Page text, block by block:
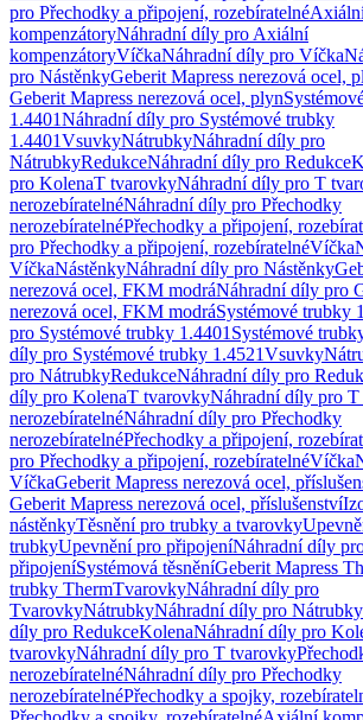
pro Přechodky a připojení, rozebíratelné
kompenzátoryNáhradní díly pro Axiální
kompenzátoryVíčkaNáhradní díly pro Víčka
pro NástěnkyGeberit Mapress nerezová ocel,
Geberit Mapress nerezová ocel, plyn
1.4401Náhradní díly pro Systémové trubky
1.4401VsuvkyNátrubkyNáhradní díly pro
NátrubkyRedukceNáhradní díly pro Redukce
pro KolenaT tvarovkyNáhradní díly pro T
nerozebíratelnéNáhradní díly pro Přechodky
nerozebíratelnéPřechodky a připojení,
pro Přechodky a připojení, rozebíratelnéVíčka
VíčkaNástěnkyNáhradní díly pro Nástěnky
nerezová ocel, FKM modráNáhradní díly pro
nerezová ocel, FKM modráSystémové trubky
pro Systémové trubky 1.4401 Systémové
díly pro Systémové trubky 1.4521Vsuvky
pro NátrubkyRedukceNáhradní díly pro
díly pro KolenaT tvarovkyNáhradní díly pro
nerozebíratelnéNáhradní díly pro Přechodky
nerozebíratelnéPřechodky a připojení,
pro Přechodky a připojení, rozebíratelnéVíčka
VíčkaGeberit Mapress nerezová ocel,
Geberit Mapress nerezová ocel, příslušenství
nástěnkyTěsnění pro trubky a tvarovky
trubkyUpevnění pro připojeníNáhradní díly
připojeníSystémová těsněníGeberit Mapress
trubky ThermTvarovkyNáhradní díly pro
TvarovkyNátrubkyNáhradní díly pro Nátrubky
díly pro RedukceKolenaNáhradní díly pro
tvarovkyNáhradní díly pro T tvarovky
nerozebíratelnéNáhradní díly pro Přechodky
nerozebíratelnéPřechodky a spojky,